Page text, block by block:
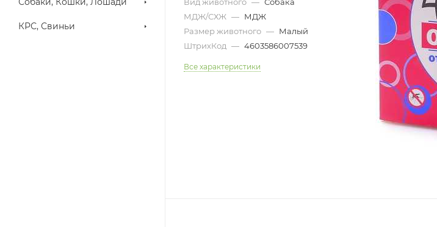
КРС, Свиньи
МДЖ/СХЖ — МДЖ
Размер животного — Малый
ШтрихКод — 4603586007539
Все характеристики